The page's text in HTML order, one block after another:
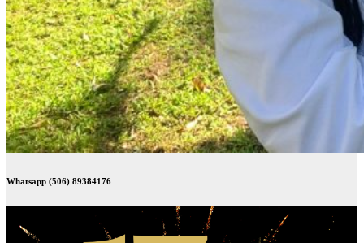
Whatsapp (506) 89384176